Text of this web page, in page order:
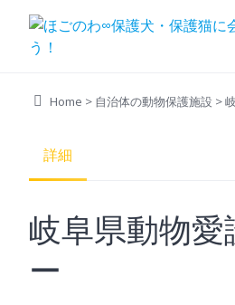
content
Home > 自治体の動物保護施設 >
詳細
岐阜県動物愛
ー